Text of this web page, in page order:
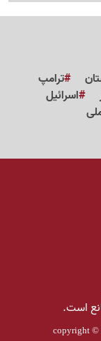
ترامپ
اسرائیل
است.
copyright ©